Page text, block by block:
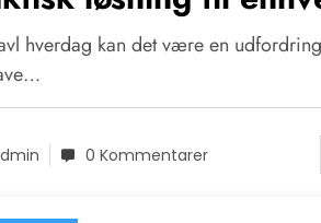
hverdag kan det være en
0 Kommentarer